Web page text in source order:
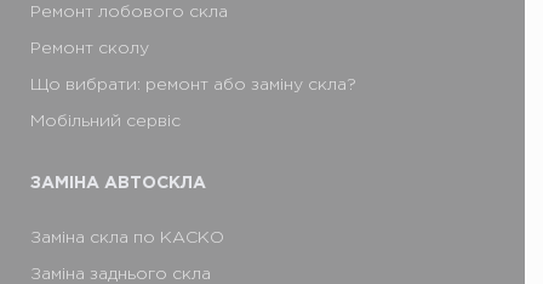
Ремонт лобового скла
Ремонт сколу
Що вибрати: ремонт або заміну скла?
Мобільний сервіс
ЗАМІНА АВТОСКЛА
Заміна скла по КАСКО
Заміна заднього скла